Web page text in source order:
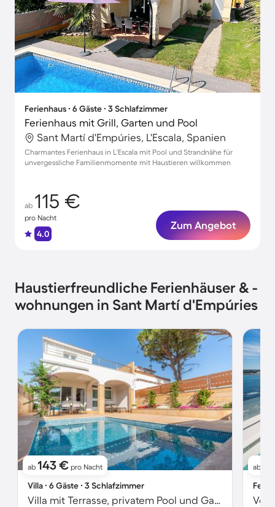
Ferienhaus ∙ 6 Gäste ∙ 3 Schlafzimmer
Ferienhaus mit Grill, Garten und Pool
Sant Martí d'Empúries, L'Escala, Spanien
Charmantes Ferienhaus in L'Escala mit Pool und Strandnähe für
unvergessliche Familienmomente mit Haustieren willkommen
ab 115 €
pro Nacht
4.0
Zum Angebot
Haustierfreundliche Ferienhäuser & -
wohnungen in Sant Martí d'Empúries
ab 143 € pro Nacht
Villa ∙ 6 Gäste ∙ 3 Schlafzimmer
Villa mit Terrasse, privatem Pool und Garten
ab